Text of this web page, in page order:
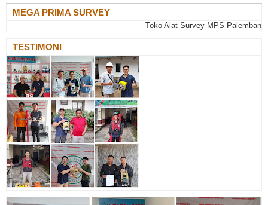
MEGA PRIMA SURVEY
Toko Alat Survey MPS Palembang :
TESTIMONI